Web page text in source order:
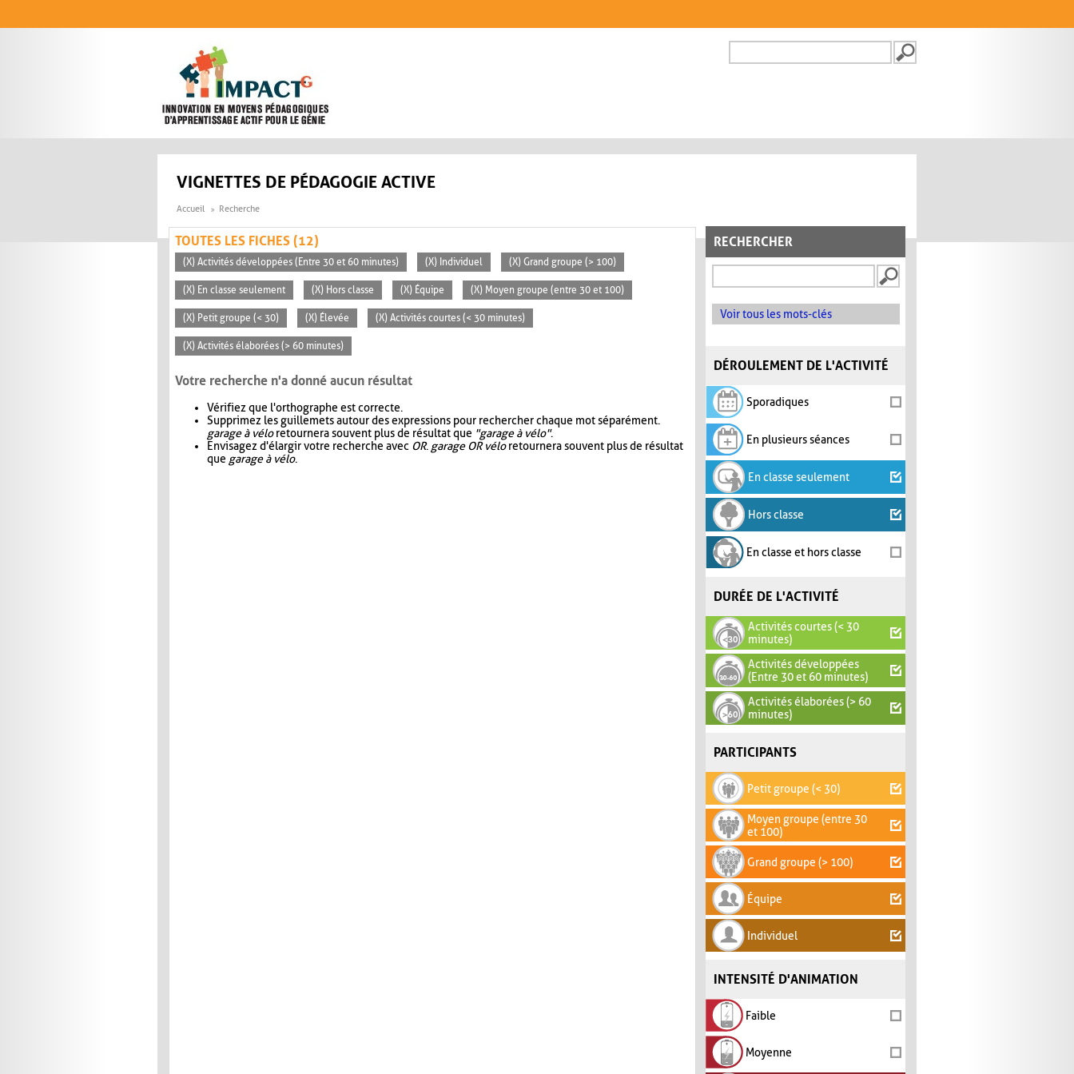
FORMULAIRE DE
VIGNETTES DE PÉDAGOGIE ACTIVE
Accueil Recherche
RECHERCHER
Voir tous les mots-clés
DÉROULEMENT DE L'ACTIVITÉ
Sporadiques
En plusieurs séances
En classe seulement
Hors classe
En classe et hors classe
DURÉE DE L'ACTIVITÉ
Activités courtes (< 30
minutes)
Activités développées
(Entre 30 et 60 minutes)
Activités élaborées (> 60
minutes)
PARTICIPANTS
Petit groupe (< 30)
Moyen groupe (entre 30
et 100)
Grand groupe (> 100)
Équipe
Individuel
INTENSITÉ D'ANIMATION
Faible
Moyenne
TOUTES LES FICHES (12)
(X) Activités développées (Entre 30 et 60 minutes) (X) Individuel (X) Grand groupe (> 100)
(X) En classe seulement (X) Hors classe (X) Équipe (X) Moyen groupe (entre 30 et 100)
(X) Petit groupe (< 30) (X) Élevée (X) Activités courtes (< 30 minutes)
(X) Activités élaborées (> 60 minutes)
Votre recherche n'a donné aucun résultat
Vérifiez que l'orthographe est correcte.
Supprimez les guillemets autour des expressions pour rechercher chaque mot séparément.
garage à véloretournera souvent plus de résultat que "garage à vélo".
Envisagez d'élargir votre recherche avec OR. garage OR véloretournera souvent plus de résultat
que garage à vélo.